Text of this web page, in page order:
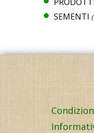
SEMENTI